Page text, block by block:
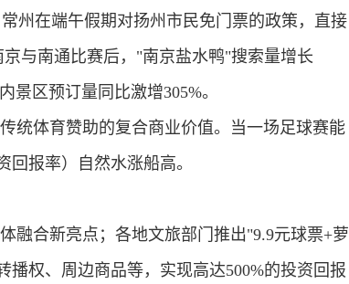
州在端午假期对扬州市民免门票的政策，直接
与南通比赛后，"南京盐水鸭"搜索量增长
景区预订量同比激增305%。
统体育赞助的复合商业价值。当一场足球赛能
报率）自然水涨船高。
融合新亮点；各地文旅部门推出"9.9元球票+萝
权、周边商品等，实现高达500%的投资回报